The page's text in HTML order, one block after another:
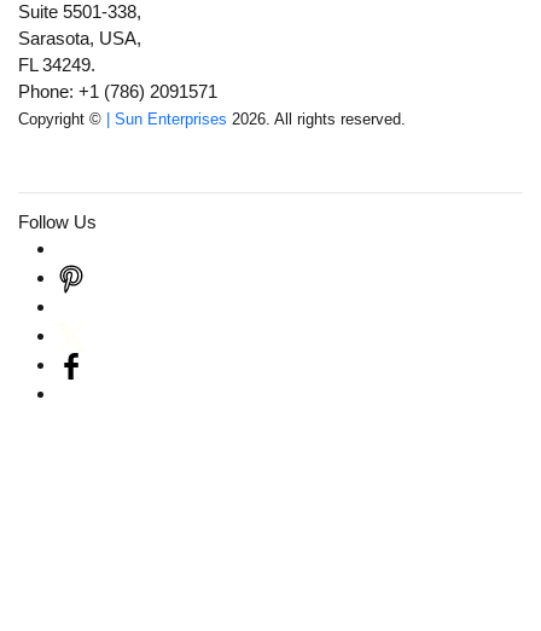
Suite 5501-338,
Sarasota, USA,
FL 34249.
Phone: +1 (786) 2091571
Copyright © | Sun Enterprises 2026. All rights reserved.
Follow Us